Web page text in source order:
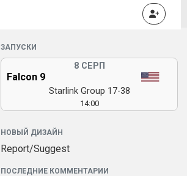
ЗАПУСКИ
8 СЕРП
Falcon 9
Starlink Group 17-38
14:00
НОВЫЙ ДИЗАЙН
Report/Suggest
ПОСЛЕДНИЕ КОММЕНТАРИИ